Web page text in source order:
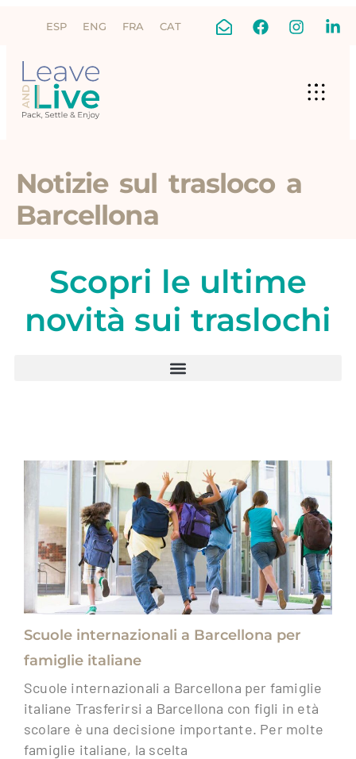
ESP ENG FRA CAT
Notizie sul trasloco a
Barcellona
Scopri le ultime
novità sui traslochi
Scuole internazionali a Barcellona per
famiglie italiane
Scuole internazionali a Barcellona per famiglie
italiane Trasferirsi a Barcellona con figli in età
scolare è una decisione importante. Per molte
famiglie italiane, la scelta